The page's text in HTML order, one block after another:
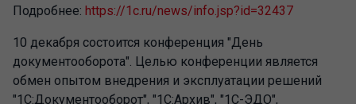
Подробнее: https://1c.ru/news/info.jsp?id=32437
10 декабря состоится конференция "День
документооборота". Целью конференции является
обмен опытом внедрения и эксплуатации решений
"1С:Документооборот", "1С:Архив", "1С-ЭДО",